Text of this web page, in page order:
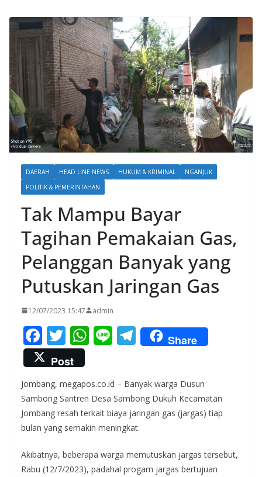
DAERAH HEAD LINE NEWS HUKUM & KRIMINAL
NGANJUK
POLITIK & PEMERINTAHAN
Tak Mampu Bayar
Tagihan Pemakaian Gas,
Pelanggan Banyak yang
Putuskan Jaringan Gas
12/07/2023 15:47 admin
F
ac
e
b
o
o
k
T
w
itt
er
W
s
A
p
p
Li T
el
gr
a
m
Share
Post
Jombang, megapos.co.id – Banyak warga Dusun
Sambong Santren Desa Sambong Dukuh Kecamatan
Jombang resah terkait biaya jaringan gas (jargas) tiap
bulan yang semakin meningkat.
Akibatnya, beberapa warga memutuskan jargas tersebut,
Rabu (12/7/2023), padahal progam jargas bertujuan